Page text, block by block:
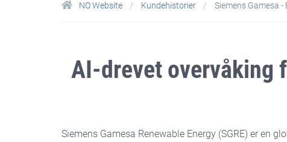
NO Website Kundehistorier Siemens Gamesa -
AI-drevet overvåking
Siemens Gamesa Renewable Energy (SGRE) er en